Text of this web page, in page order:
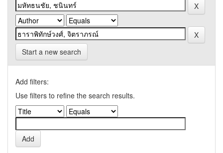
Start a new search
Add filters:
Use filters to refine the search results.